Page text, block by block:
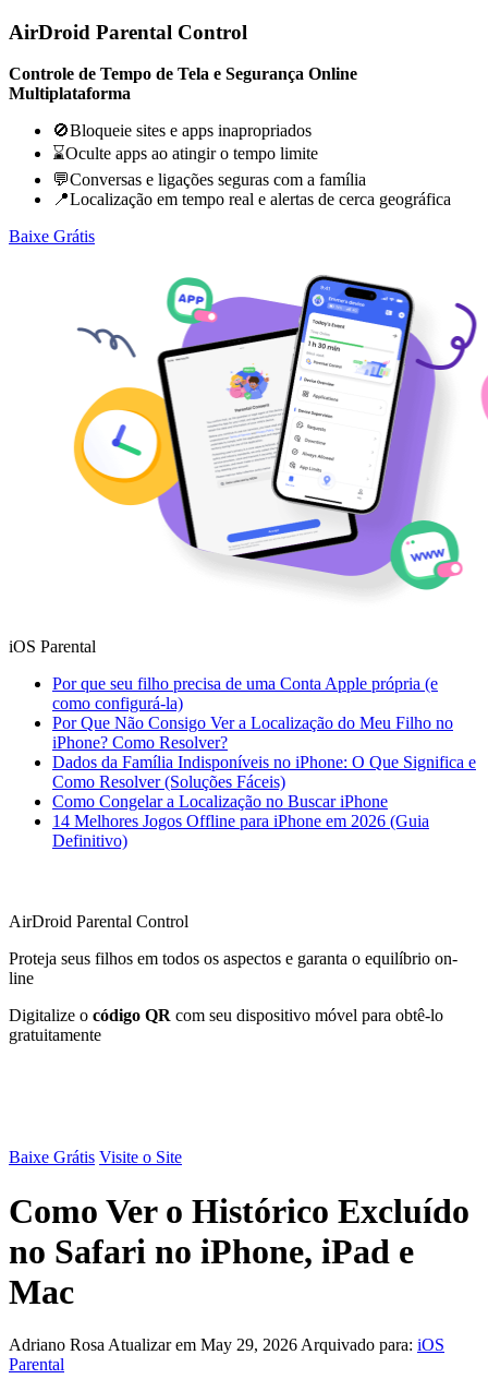
AirDroid Parental Control
Controle de Tempo de Tela e Segurança Online
Multiplataforma
🚫Bloqueie sites e apps inapropriados
⌛Oculte apps ao atingir o tempo limite
💬Conversas e ligações seguras com a família
📍Localização em tempo real e alertas de cerca geográfica
Baixe Grátis
iOS Parental
Por que seu filho precisa de uma Conta Apple própria (e
como configurá-la)
Por Que Não Consigo Ver a Localização do Meu Filho no
iPhone? Como Resolver?
Dados da Família Indisponíveis no iPhone: O Que Significa e
Como Resolver (Soluções Fáceis)
Como Congelar a Localização no Buscar iPhone
14 Melhores Jogos Offline para iPhone em 2026 (Guia
Definitivo)
AirDroid Parental Control
Proteja seus filhos em todos os aspectos e garanta o equilíbrio on-
line
Digitalize o código QR com seu dispositivo móvel para obtê-lo
gratuitamente
Baixe Grátis Visite o Site
Como Ver o Histórico Excluído
no Safari no iPhone, iPad e
Mac
Adriano Rosa Atualizar em May 29, 2026 Arquivado para: iOS
Parental